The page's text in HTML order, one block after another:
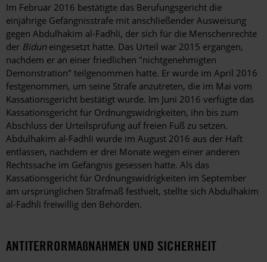
Im Februar 2016 bestätigte das Berufungsgericht die
einjährige Gefängnisstrafe mit anschließender Ausweisung
gegen Abdulhakim al-Fadhli, der sich für die Menschenrechte
der Biduneingesetzt hatte. Das Urteil war 2015 ergangen,
nachdem er an einer friedlichen "nichtgenehmigten
Demonstration" teilgenommen hatte. Er wurde im April 2016
festgenommen, um seine Strafe anzutreten, die im Mai vom
Kassationsgericht bestätigt wurde. Im Juni 2016 verfügte das
Kassationsgericht für Ordnungswidrigkeiten, ihn bis zum
Abschluss der Urteilsprüfung auf freien Fuß zu setzen.
Abdulhakim al-Fadhli wurde im August 2016 aus der Haft
entlassen, nachdem er drei Monate wegen einer anderen
Rechtssache im Gefängnis gesessen hatte. Als das
Kassationsgericht für Ordnungswidrigkeiten im September
am ursprünglichen Strafmaß festhielt, stellte sich Abdulhakim
al-Fadhli freiwillig den Behörden.
ANTITERRORMAßNAHMEN UND SICHERHEIT